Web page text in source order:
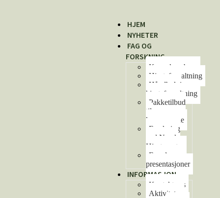
HJEM
NYHETER
FAG OG
FORSKNING
Kunnskapsbase
Hjorteforvaltning
Håndbok i
hjorteforvaltning
Pakketilbud
til
kommunene
Forskning
ved Norsk
Hjortesenter
Foredrag og
presentasjoner
INFORMASJON
Kontakt oss
Aktiviteter